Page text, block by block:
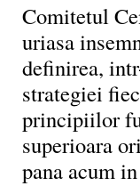
Comitetul
uriasa
definirea,
strategiei
principiilor
superioara
pana acum